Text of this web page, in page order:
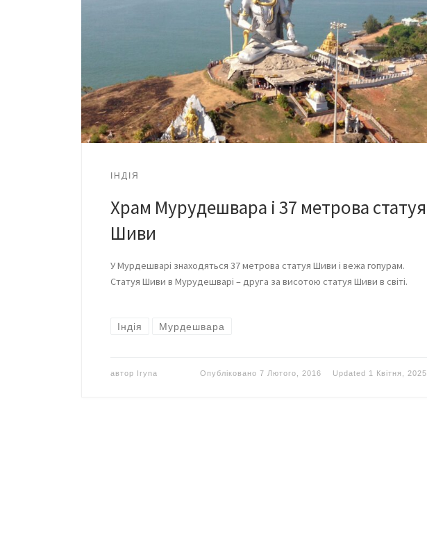
ІНДІЯ
Храм Мурудешвара і 37 метрова статуя
Шиви
У Мурдешварі знаходяться 37 метрова статуя Шиви і вежа гопурам.
Статуя Шиви в Мурудешварі – друга за висотою статуя Шиви в світі.
Індія Мурдешвара
автор Iryna Опубліковано 7 Лютого, 2016 Updated 1 Квітня, 2025